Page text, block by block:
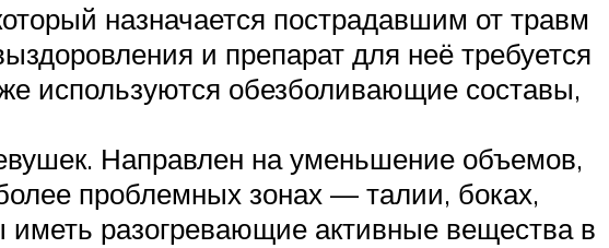
назначается пострадавшим от травм
и препарат для неё требуется
используются обезболивающие составы,
Направлен на уменьшение объемов,
проблемных зонах — талии, боках,
разогревающие активные вещества в